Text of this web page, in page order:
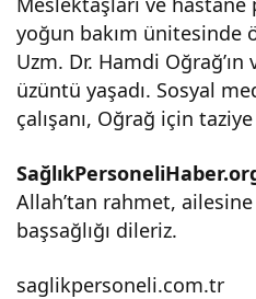
yoğun bakım ünitesinde
Uzm. Dr. Hamdi
üzüntü yaşadı. Sosyal
çalışanı, Oğrağ için
Allah’tan rahmet,
başsağlığı dileriz.
saglikpersoneli.com.tr